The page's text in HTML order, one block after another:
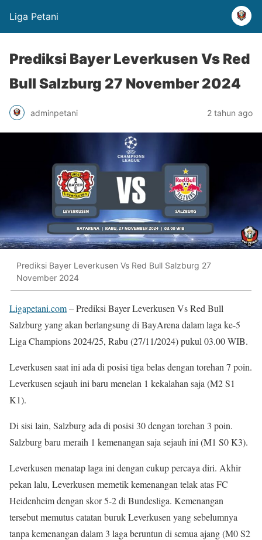
Liga Petani
Prediksi Bayer Leverkusen Vs Red
Bull Salzburg 27 November 2024
adminpetani 2 tahun ago
Prediksi Bayer Leverkusen Vs Red Bull Salzburg 27
November 2024
Ligapetani.com– Prediksi Bayer Leverkusen Vs Red Bull
Salzburg yang akan berlangsung di BayArena dalam laga ke-5
Liga Champions 2024/25, Rabu (27/11/2024) pukul 03.00 WIB.
Leverkusen saat ini ada di posisi tiga belas dengan torehan 7 poin.
Leverkusen sejauh ini baru menelan 1 kekalahan saja (M2 S1
K1).
Di sisi lain, Salzburg ada di posisi 30 dengan torehan 3 poin.
Salzburg baru meraih 1 kemenangan saja sejauh ini (M1 S0 K3).
Leverkusen menatap laga ini dengan cukup percaya diri. Akhir
pekan lalu, Leverkusen memetik kemenangan telak atas FC
Heidenheim dengan skor 5-2 di Bundesliga. Kemenangan
tersebut memutus catatan buruk Leverkusen yang sebelumnya
tanpa kemenangan dalam 3 laga beruntun di semua ajang (M0 S2